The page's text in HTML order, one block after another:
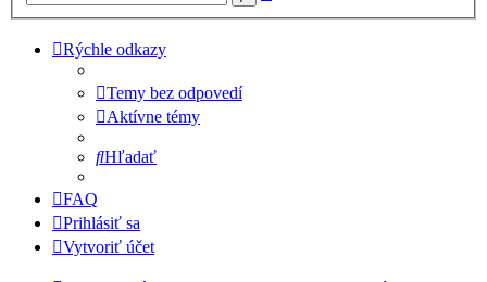
Rýchle odkazy
Temy bez odpovedí
Aktívne témy
Hľadať
FAQ
Prihlásiť sa
Vytvoriť účet